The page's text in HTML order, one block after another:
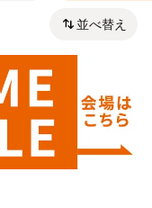
並べ替え